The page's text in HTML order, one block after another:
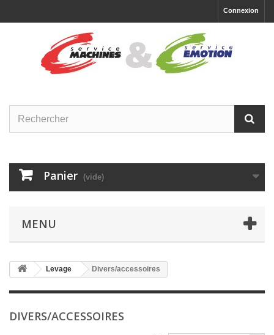
Connexion
Panier (vide)
MENU
Levage Divers/accessoires
DIVERS/ACCESSOIRES